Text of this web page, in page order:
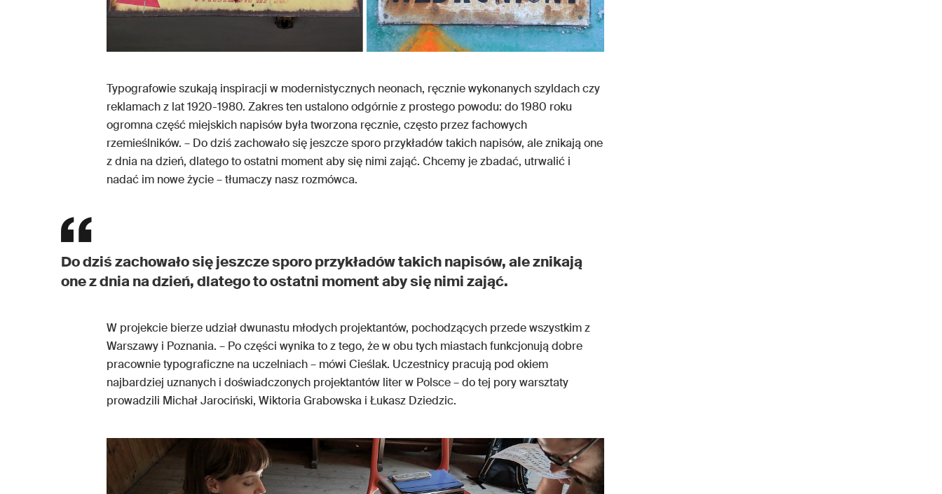
Typografowie szukają inspiracji w modernistycznych neonach, ręcznie wykonanych szyldach czy
reklamach z lat 1920-1980. Zakres ten ustalono odgórnie z prostego powodu: do 1980 roku
ogromna część miejskich napisów była tworzona ręcznie, często przez fachowych
rzemieślników. – Do dziś zachowało się jeszcze sporo przykładów takich napisów, ale znikają one
z dnia na dzień, dlatego to ostatni moment aby się nimi zająć. Chcemy je zbadać, utrwalić i
nadać im nowe życie – tłumaczy nasz rozmówca.
Do dziś zachowało się jeszcze sporo przykładów takich napisów, ale znikają
one z dnia na dzień, dlatego to ostatni moment aby się nimi zająć.
W projekcie bierze udział dwunastu młodych projektantów, pochodzących przede wszystkim z
Warszawy i Poznania. – Po części wynika to z tego, że w obu tych miastach funkcjonują dobre
pracownie typograficzne na uczelniach – mówi Cieślak. Uczestnicy pracują pod okiem
najbardziej uznanych i doświadczonych projektantów liter w Polsce – do tej pory warsztaty
prowadzili Michał Jarociński, Wiktoria Grabowska i Łukasz Dziedzic.